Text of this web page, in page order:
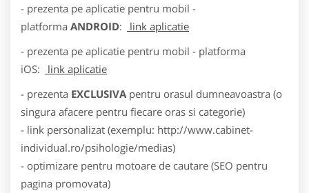
- prezenta pe aplicatie pentru mobil -
platforma ANDROID:
link aplicatie
- prezenta pe aplicatie pentru mobil - platforma
iOS:
link aplicatie
- prezenta EXCLUSIVA pentru orasul dumneavoastra (o
singura afacere pentru fiecare oras si categorie)
- link personalizat (exemplu: http://www.cabinet-
individual.ro/psihologie/medias)
- optimizare pentru motoare de cautare (SEO pentru
pagina promovata)